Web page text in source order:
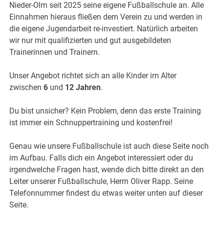
Nieder-Olm seit 2025 seine eigene Fußballschule an. Alle
Einnahmen hieraus fließen dem Verein zu und werden in
die eigene Jugendarbeit re-investiert. Natürlich arbeiten
wir nur mit qualifizierten und gut ausgebildeten
Trainerinnen und Trainern.
Unser Angebot richtet sich an alle Kinder im Alter
zwischen6 und 12 Jahren.
Du bist unsicher? Kein Problem, denn das erste Training
ist immer ein Schnuppertraining und kostenfrei!
Genau wie unsere Fußballschule ist auch diese Seite noch
im Aufbau. Falls dich ein Angebot interessiert oder du
irgendwelche Fragen hast, wende dich bitte direkt an den
Leiter unserer Fußballschule, Herrn Oliver Rapp. Seine
Telefonnummer findest du etwas weiter unten auf dieser
Seite.